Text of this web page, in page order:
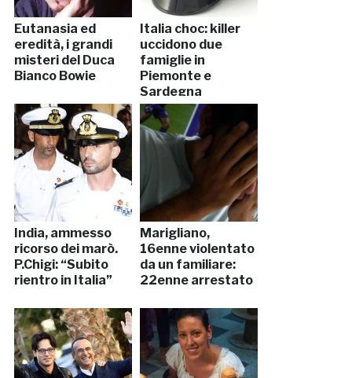
Eutanasia ed
eredità, i grandi
misteri del Duca
Bianco Bowie
Italia choc: killer
uccidono due
famiglie in
Piemonte e
Sardegna
India, ammesso
ricorso dei marò.
P.Chigi: “Subito
rientro in Italia”
Marigliano,
16enne violentato
da un familiare:
22enne arrestato